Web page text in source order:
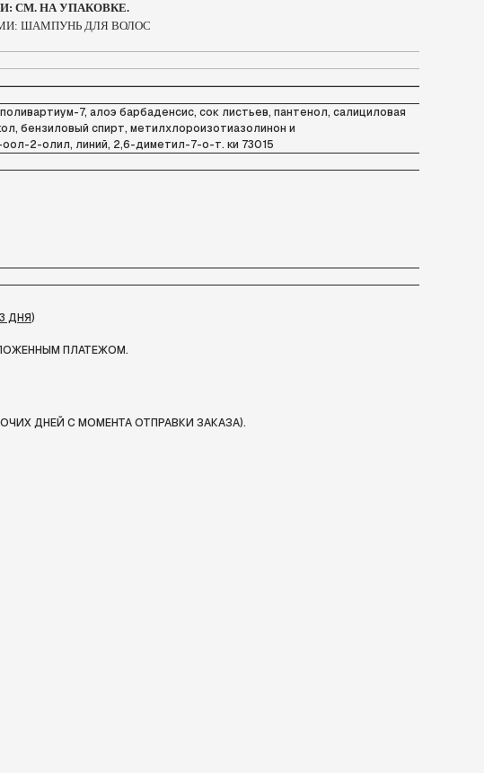
СМ. НА УПАКОВКЕ.
ШАМПУНЬ ДЛЯ ВОЛОС
7, алоэ барбаденсис, сок листьев, пантенол, салициловая
бензиловый спирт, метилхлороизотиазолинон и
2-олил, линий, 2,6-диметил-7-о-т. ки 73015
ДНЯ)
ПЛАТЕЖОМ.
ДНЕЙ С МОМЕНТА ОТПРАВКИ ЗАКАЗА).